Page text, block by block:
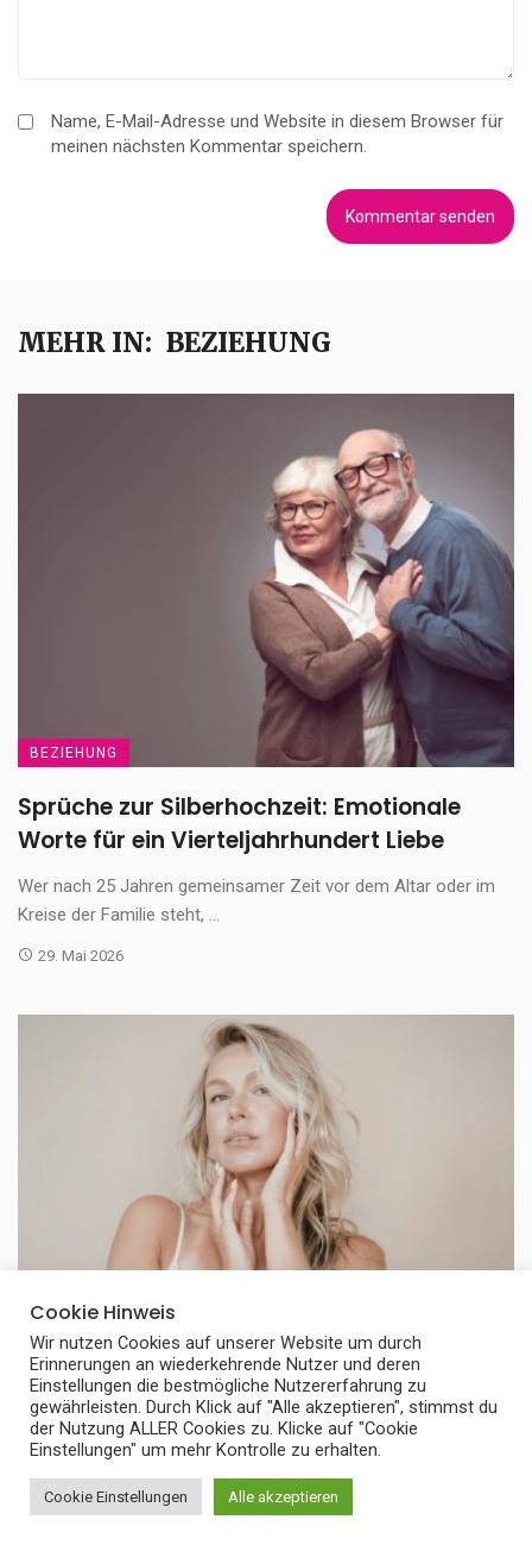
Name, E-Mail-Adresse und Website in diesem Browser für
meinen nächsten Kommentar speichern.
MEHR IN: BEZIEHUNG
BEZIEHUNG
Sprüche zur Silberhochzeit: Emotionale
Worte für ein Vierteljahrhundert Liebe
Wer nach 25 Jahren gemeinsamer Zeit vor dem Altar oder im
Kreise der Familie steht, ...
29. Mai 2026
BEZIEHUNG
Wer ist der neue Ehemann von Caroline
Frier? Die ruhige Seite ihres Glücks
Wer ist der neue Ehemann von Caroline Frier? Diese Frage
Cookie Hinweis
Wir nutzen Cookies auf unserer Website um durch
Erinnerungen an wiederkehrende Nutzer und deren
Einstellungen die bestmögliche Nutzererfahrung zu
gewährleisten. Durch Klick auf "Alle akzeptieren", stimmst du
der Nutzung ALLER Cookies zu. Klicke auf "Cookie
Einstellungen" um mehr Kontrolle zu erhalten.
Cookie Einstellungen Alle akzeptieren